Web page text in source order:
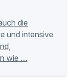
die
und intensive
wie …